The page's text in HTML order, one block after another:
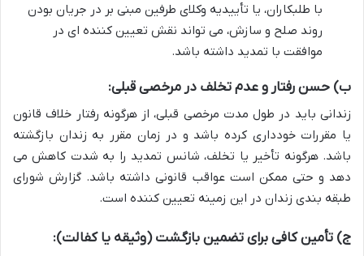
با طلبکاران، یا تأییدیه وکلای طرفین مبنی بر در جریان بودن
روند صلح و سازش، می تواند نقش تعیین کننده ای در
موافقت با تمدید داشته باشد.
ب) حسن رفتار و عدم تخلف در مرخصی قبلی:
زندانی باید در طول مدت مرخصی قبلی، از هرگونه رفتار خلاف قانون
یا مقررات خودداری کرده باشد و در زمان مقرر به زندان بازگشته
باشد. هرگونه تأخیر یا تخلف، شانس تمدید را به شدت کاهش می
دهد و حتی ممکن است عواقب قانونی داشته باشد. گزارش شورای
طبقه بندی زندان در این زمینه تعیین کننده است.
ج) تأمین کافی برای تضمین بازگشت (وثیقه یا کفالت):